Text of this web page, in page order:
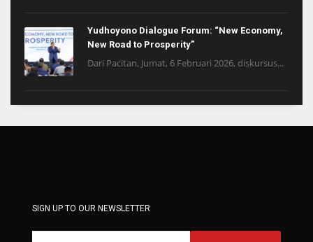
Yudhoyono Dialogue Forum: “New Economy,
New Road to Prosperity”
Dari Pacitan, Jumat, 6 Februari 2026, diskursus...
SIGN UP TO OUR NEWSLETTER